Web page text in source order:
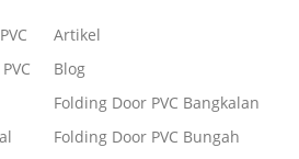
Artikel
Blog
Folding Door PVC Bangkalan
Folding Door PVC Bungah